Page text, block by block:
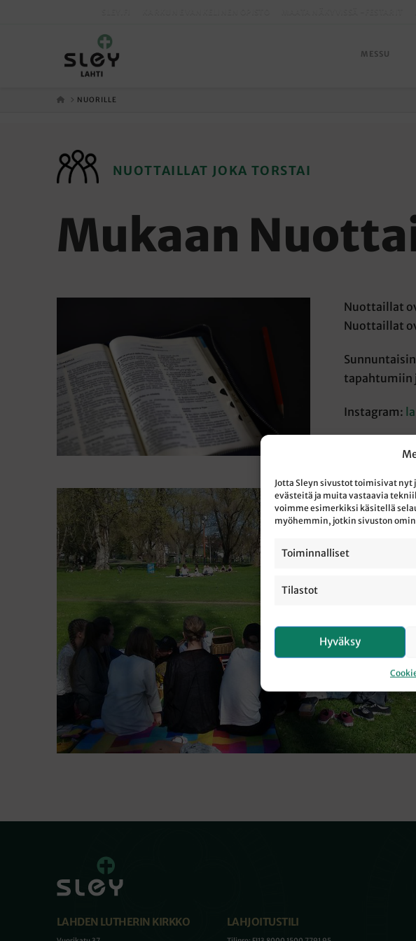
Jotta Sleyn sivustot toimisivat
evästeitä ja muita vastaavia
voimme esimerkiksi käsitellä
myöhemmin, jotkin sivuston
Toiminnalliset
Tilastot
Hyväksy
MESSU
ETUSIVU
NUORILLE
NUOTTAILLAT JOKA TORSTAI
Mukaan
Nuottaillat
Nuottaillat
tapahtumiin
Instagram:
LAHDEN LUTHERIN KIRKKO LAHJOITUSTILI